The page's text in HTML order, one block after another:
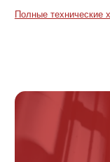
Полные технические